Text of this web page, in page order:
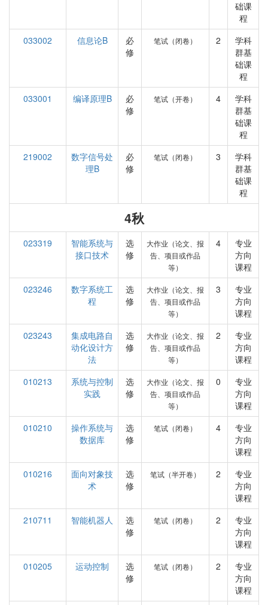
础课
程
033002
信息论B
必
修
笔试（闭卷） 2
学科
群基
础课
程
033001
编译原理B
必
修
笔试（开卷） 4
学科
群基
础课
程
219002
数字信号处
理B
必
修
笔试（闭卷） 3
学科
群基
础课
程
4秋
023319
智能系统与
接口技术
选
修
大作业（论文、报
告、项目或作品
等）
4
专业
方向
课程
023246
数字系统工
程
选
修
大作业（论文、报
告、项目或作品
等）
3
专业
方向
课程
023243
集成电路自
动化设计方
法
选
修
大作业（论文、报
告、项目或作品
等）
2
专业
方向
课程
010213
系统与控制
实践
选
修
大作业（论文、报
告、项目或作品
等）
0
专业
方向
课程
010210
操作系统与
数据库
选
修
笔试（闭卷） 4
专业
方向
课程
010216
面向对象技
术
选
修
笔试（半开卷） 2
专业
方向
课程
210711
智能机器人
选
修
笔试（闭卷） 2
专业
方向
课程
010205
运动控制
选
修
笔试（闭卷） 2
专业
方向
课程